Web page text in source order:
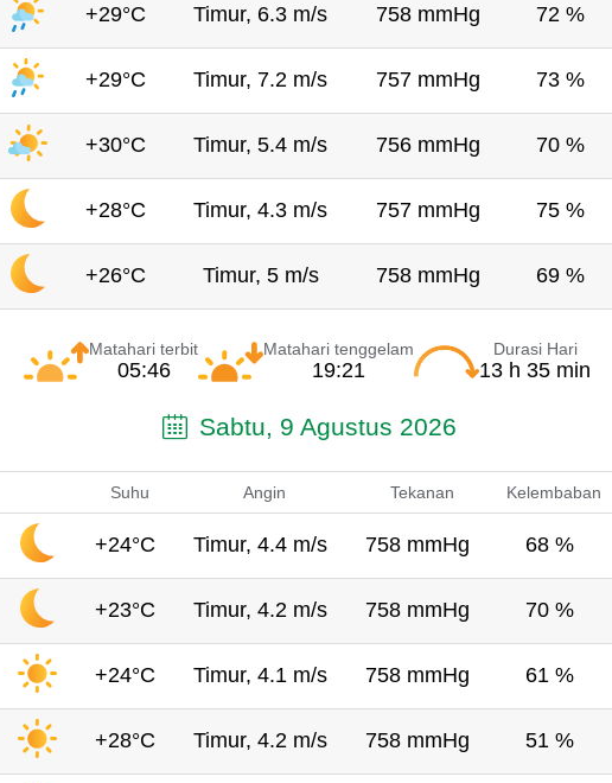
+29°C Timur, 6.3 m/s 758 mmHg 72 %
+29°C Timur, 7.2 m/s 757 mmHg 73 %
+30°C Timur, 5.4 m/s 756 mmHg 70 %
+28°C Timur, 4.3 m/s 757 mmHg 75 %
+26°C Timur, 5 m/s 758 mmHg 69 %
Matahari terbit
05:46
Matahari tenggelam
19:21
Durasi Hari
13 h 35 min
Sabtu, 9 Agustus 2026
Suhu Angin Tekanan Kelembaban
+24°C Timur, 4.4 m/s 758 mmHg 68 %
+23°C Timur, 4.2 m/s 758 mmHg 70 %
+24°C Timur, 4.1 m/s 758 mmHg 61 %
+28°C Timur, 4.2 m/s 758 mmHg 51 %